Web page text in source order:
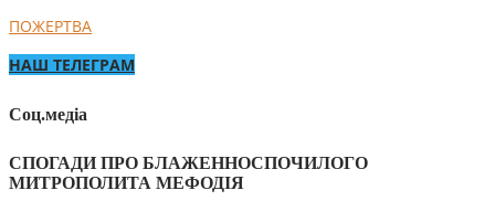
ПОЖЕРТВА
НАШ ТЕЛЕГРАМ
Соц.медіа
СПОГАДИ ПРО БЛАЖЕННОСПОЧИЛОГО
МИТРОПОЛИТА МЕФОДІЯ